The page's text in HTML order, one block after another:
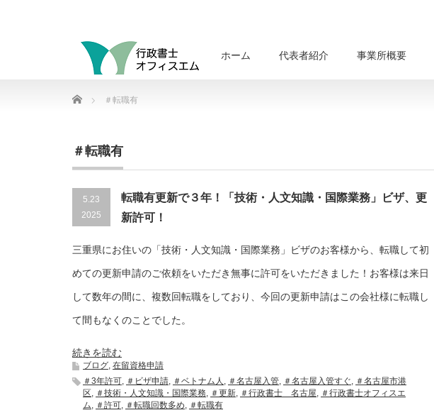
ホーム 代表者紹介 事業所概要
Home ＃転職有
＃転職有
5.23
2025
転職有更新で３年！「技術・人文知識・国際業務」ビザ、更
新許可！
三重県にお住いの「技術・人文知識・国際業務」ビザのお客様から、転職して初
めての更新申請のご依頼をいただき無事に許可をいただきました！お客様は来日
して数年の間に、複数回転職をしており、今回の更新申請はこの会社様に転職し
て間もなくのことでした。
続きを読む
ブログ, 在留資格申請
＃3年許可, ＃ビザ申請, ＃ベトナム人 , ＃名古屋入管, ＃名古屋入管すぐ, ＃名古屋市港
区, ＃技術・人文知識・国際業務, ＃更新, ＃行政書士 名古屋, ＃行政書士オフィスエ
ム, ＃許可, ＃転職回数多め, ＃転職有